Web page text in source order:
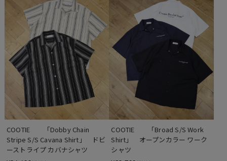
COOTIE　　「Dobby Chain
Stripe S/S Cavana Shirt」　ドビ
ーストライプ カバナシャツ
COOTIE　　「Broad S/S Work
Shirt」　オープンカラー ワーク
シャツ